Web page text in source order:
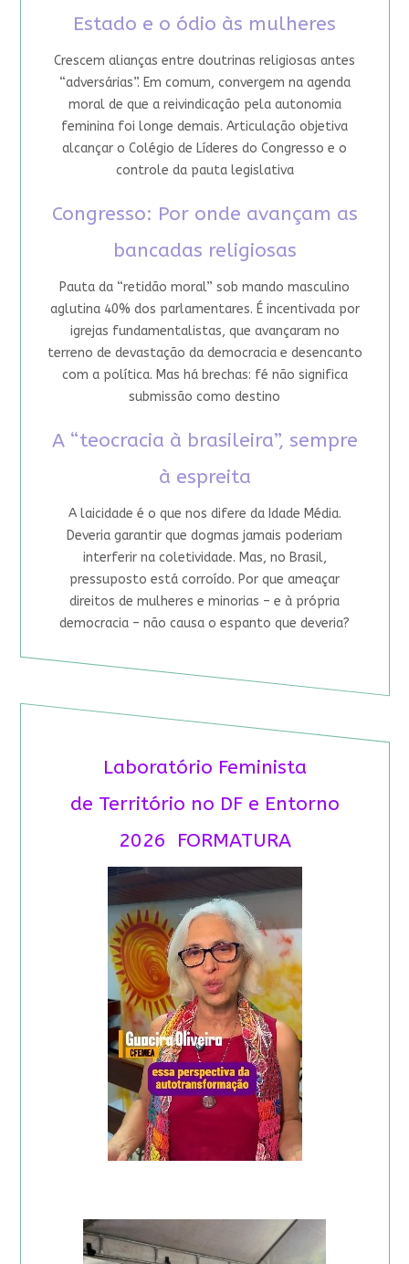
Estado e o ódio às mulheres
Crescem alianças entre doutrinas religiosas antes
“adversárias”. Em comum, convergem na agenda
moral de que a reivindicação pela autonomia
feminina foi longe demais. Articulação objetiva
alcançar o Colégio de Líderes do Congresso e o
controle da pauta legislativa
Congresso: Por onde avançam as
bancadas religiosas
Pauta da “retidão moral” sob mando masculino
aglutina 40% dos parlamentares. É incentivada por
igrejas fundamentalistas, que avançaram no
terreno de devastação da democracia e desencanto
com a política. Mas há brechas: fé não significa
submissão como destino
A “teocracia à brasileira”, sempre
à espreita
A laicidade é o que nos difere da Idade Média.
Deveria garantir que dogmas jamais poderiam
interferir na coletividade. Mas, no Brasil,
pressuposto está corroído. Por que ameaçar
direitos de mulheres e minorias – e à própria
democracia – não causa o espanto que deveria?
Laboratório Feminista
de Território no DF e Entorno
2026 FORMATURA